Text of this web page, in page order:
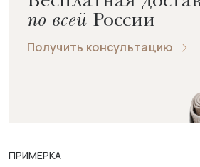
по всей России
Получить консультацию
ПРИМЕРКА